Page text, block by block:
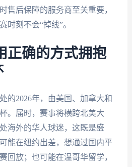
售后保障的服务商至关重要，
时刻不会“掉线”。
正确的方式拥抱
的2026年，由美国、加拿大和
。届时，赛事将横跨北美大
海外的华人球迷，这既是盛
能在纽约出差，想通过国内平
回放；也可能在温哥华留学，